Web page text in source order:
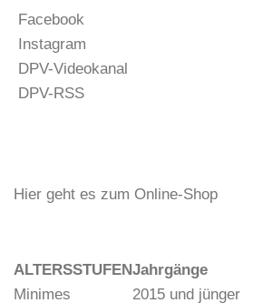
Facebook
Instagram
DPV-Videokanal
DPV-RSS
Hier geht es zum Online-Shop
ALTERSSTUFENJahrgänge
Minimes
2015 und jünger